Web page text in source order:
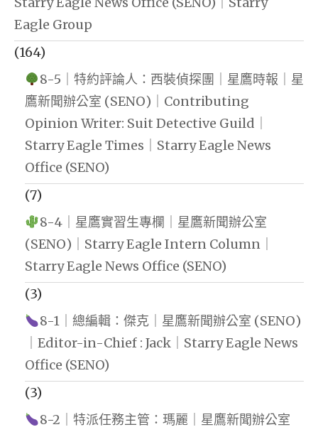
Eagle Group
(164)
8-5｜特約評論人：西裝偵探團｜星鷹時報｜星
鷹新聞辦公室 (SENO)｜Contributing
Opinion Writer: Suit Detective Guild｜
Starry Eagle Times｜Starry Eagle News
Office (SENO)
(7)
8-4｜星鷹實習生專欄｜星鷹新聞辦公室
(SENO)｜Starry Eagle Intern Column｜
Starry Eagle News Office (SENO)
(3)
8-1｜總編輯：傑克｜星鷹新聞辦公室 (SENO)
｜Editor-in-Chief : Jack｜Starry Eagle News
Office (SENO)
(3)
8-2｜特派任務主管：瑪麗｜星鷹新聞辦公室